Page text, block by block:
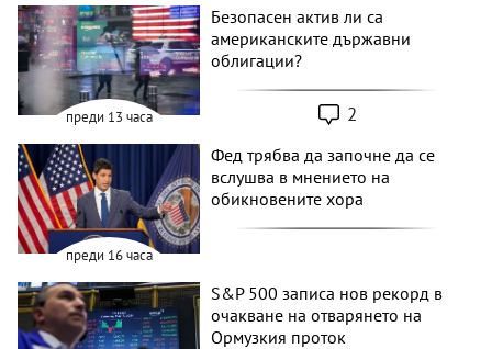
преди 13 часа
Безопасен актив ли са
американските държавни
облигации?
2
преди 16 часа
Фед трябва да започне да се
вслушва в мнението на
обикновените хора
S&P 500 записа нов рекорд в
очакване на отварянето на
Ормузкия проток